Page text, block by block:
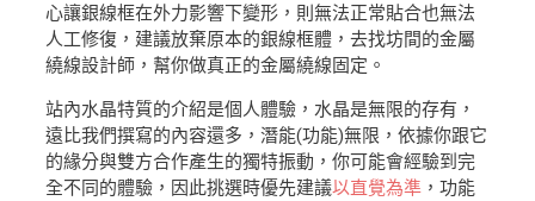
心讓銀線框在外力影響下變形，則無法正常貼合也無法
人工修復，建議放棄原本的銀線框體，去找坊間的金屬
繞線設計師，幫你做真正的金屬繞線固定。
站內水晶特質的介紹是個人體驗，水晶是無限的存有，
遠比我們撰寫的內容還多，潛能(功能)無限，依據你跟它
的緣分與雙方合作產生的獨特振動，你可能會經驗到完
全不同的體驗，因此挑選時優先建議以直覺為準 ，功能